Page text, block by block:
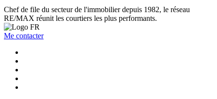
Chef de file du secteur de l'immobilier depuis 1982, le réseau
RE/MAX réunit les courtiers les plus performants.
Me contacter